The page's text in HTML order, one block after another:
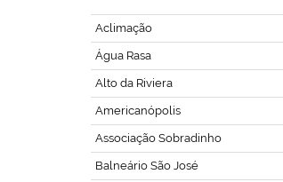
Aclimação
Água Rasa
Alto da Riviera
Americanópolis
Associação Sobradinho
Balneário São José